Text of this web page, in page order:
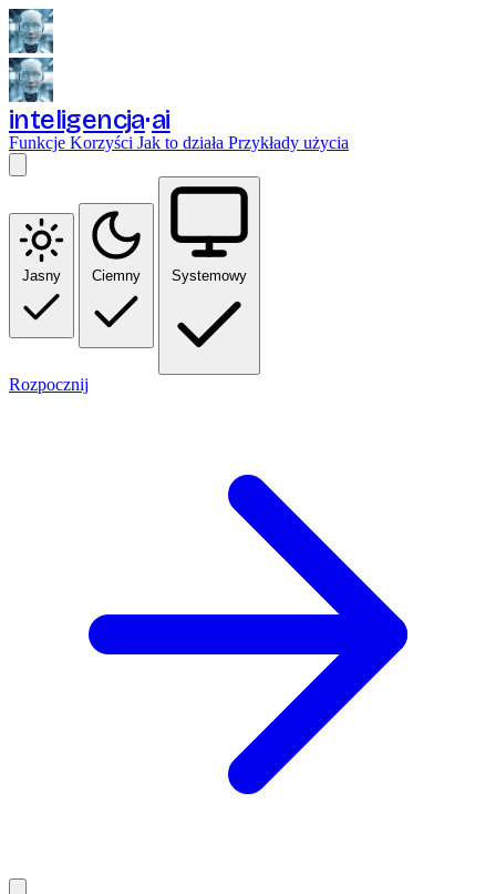
inteligencja ai
Funkcje Korzyści Jak to działa Przykłady użycia
Jasny Ciemny Systemowy
Rozpocznij